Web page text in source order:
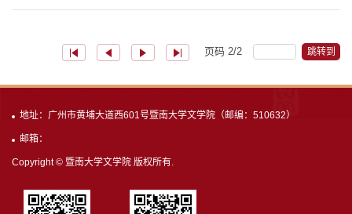
页码 2/2 跳转到
地址：广州市黄埔大道西601号暨南大学文学院（邮编：510632）
邮箱：
Copyright © 暨南大学文学院 版权所有.